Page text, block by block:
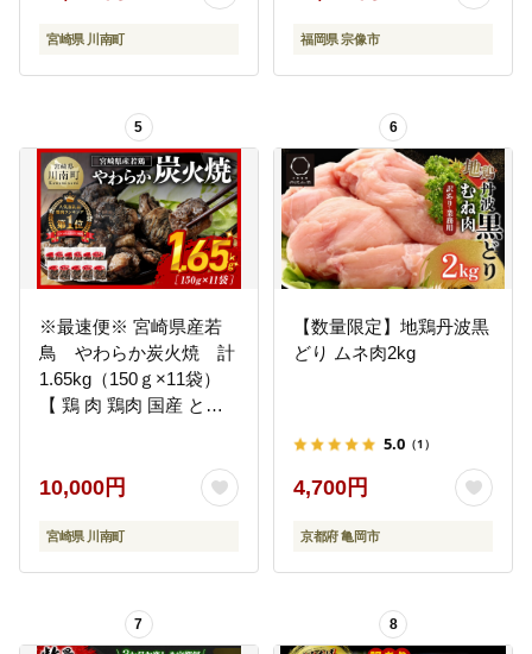
宮崎県 川南町 福岡県 宗像市
5
※最速便※ 宮崎県産若
鳥 やわらか炭火焼 計
1.65kg（150ｇ×11袋）
【 鶏 肉 鶏肉 国産 とり
ss]
10,000円
宮崎県 川南町
6
【数量限定】地鶏丹波黒
どり ムネ肉2kg
5.0 （1）
4,700円
京都府 亀岡市
7 8